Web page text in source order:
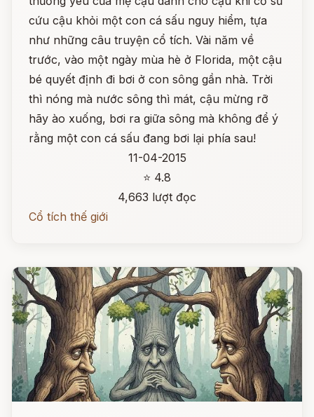
cứu cậu khỏi một con cá sấu nguy hiểm, tựa
như những câu truyện cổ tích. Vài năm về
trước, vào một ngày mùa hè ở Florida, một cậu
bé quyết định đi bơi ở con sông gần nhà. Trời
thì nóng mà nước sông thì mát, cậu mừng rỡ
hãy ào xuống, bơi ra giữa sông mà không để ý
rằng một con cá sấu đang bơi lại phía sau!
11-04-2015
⭐ 4.8
4,663 lượt đọc
Cổ tích thế giới